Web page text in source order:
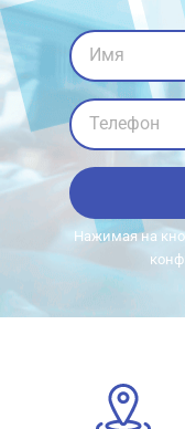
Имя
Телефон
Нажимая на